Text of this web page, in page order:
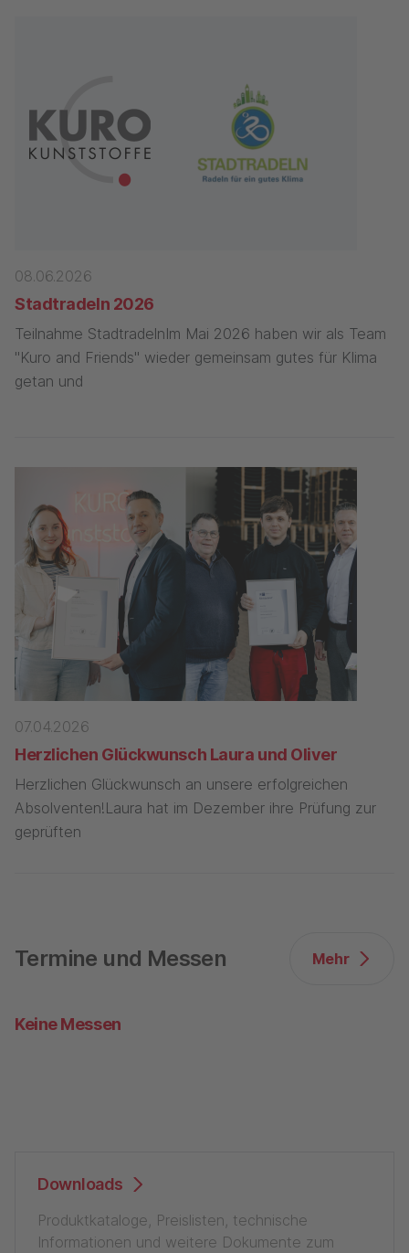
08.06.2026
Stadtradeln 2026
Teilnahme StadtradelnIm Mai 2026 haben wir als Team
"Kuro and Friends" wieder gemeinsam gutes für Klima
getan und
07.04.2026
Herzlichen Glückwunsch Laura und Oliver
Herzlichen Glückwunsch an unsere erfolgreichen
Absolventen!Laura hat im Dezember ihre Prüfung zur
geprüften
Termine und Messen Mehr
Keine Messen
Downloads
Produktkataloge, Preislisten, technische
Informationen und weitere Dokumente zum